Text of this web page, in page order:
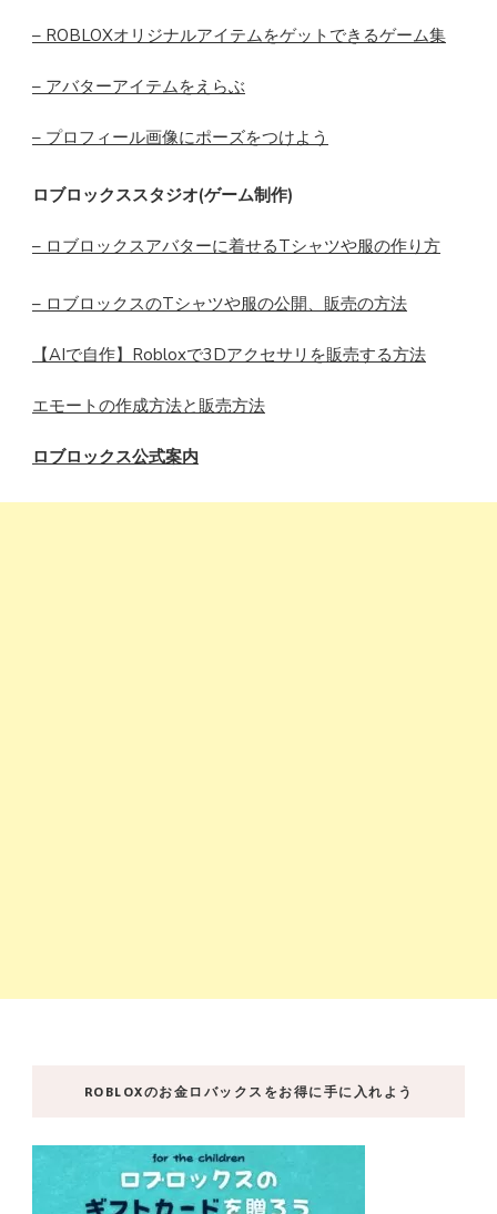
– ROBLOXオリジナルアイテムをゲットできるゲーム集
– アバターアイテムをえらぶ
– プロフィール画像にポーズをつけよう
ロブロックススタジオ(ゲーム制作)
– ロブロックスアバターに着せるTシャツや服の作り方
– ロブロックスのTシャツや服の公開、販売の方法
【AIで自作】Robloxで3Dアクセサリを販売する方法
エモートの作成方法と販売方法
ロブロックス公式案内
ROBLOXのお金ロバックスをお得に手に入れよう